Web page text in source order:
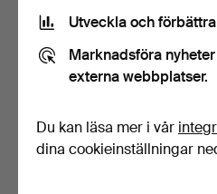
LJUSKRONA,
Senempire, Karl-Johan,
8 bud
352 USD
11
Utveckla och
Marknadsföra
externa webbplatser.
Du kan läsa mer i vår
dina cookieinställningar